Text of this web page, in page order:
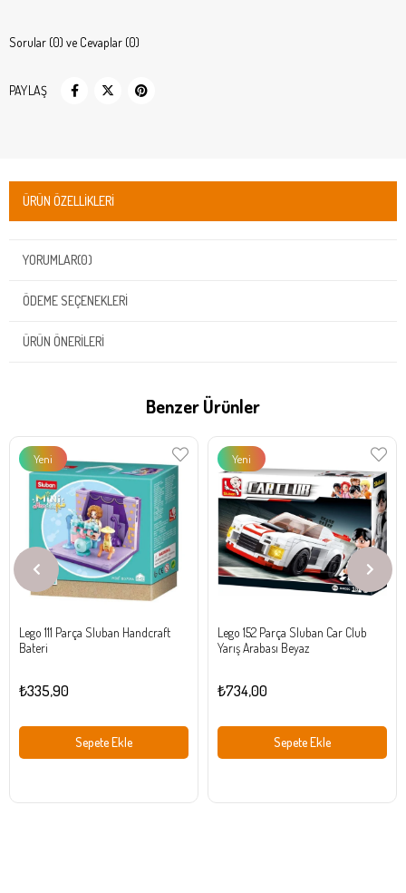
Sorular (0) ve Cevaplar (0)
PAYLAŞ
ÜRÜN ÖZELLIKLERI
YORUMLAR(0)
ÖDEME SEÇENEKLERI
ÜRÜN ÖNERILERI
Benzer Ürünler
Lego 111 Parça Sluban Handcraft
Bateri
₺335,90
Sepete Ekle
Yeni
Ürün
Lego 152 Parça Sluban Car Club
Yarış Arabası Beyaz
₺734,00
Sepete Ekle
Yeni
Ürün